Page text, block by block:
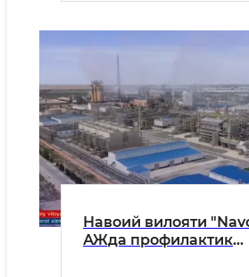
Навоий вилояти
АЖда профилактик